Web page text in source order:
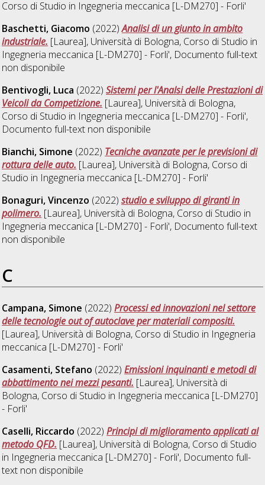
Corso di Studio in Ingegneria meccanica [L-DM270] - Forli'
Baschetti, Giacomo (2022)Analisi di un giunto in ambito
industriale. [Laurea], Università di Bologna, Corso di Studio in
Ingegneria meccanica [L-DM270] - Forli', Documento full-text
non disponibile
Bentivogli, Luca (2022)Sistemi per l'Analsi delle Prestazioni di
Veicoli da Competizione. [Laurea], Università di Bologna,
Corso di Studio in Ingegneria meccanica [L-DM270] - Forli',
Documento full-text non disponibile
Bianchi, Simone (2022) Tecniche avanzate per le previsioni di
rottura delle auto. [Laurea], Università di Bologna, Corso di
Studio in Ingegneria meccanica [L-DM270] - Forli'
Bonaguri, Vincenzo (2022)studio e sviluppo di giranti in
polimero. [Laurea], Università di Bologna, Corso di Studio in
Ingegneria meccanica [L-DM270] - Forli', Documento full-text
non disponibile
C
Campana, Simone (2022)Processi ed innovazioni nel settore
delle tecnologie out of autoclave per materiali compositi.
[Laurea], Università di Bologna, Corso di Studio in Ingegneria
meccanica [L-DM270] - Forli'
Casamenti, Stefano (2022)Emissioni inquinanti e metodi di
abbattimento nei mezzi pesanti. [Laurea], Università di
Bologna, Corso di Studio in Ingegneria meccanica [L-DM270]
- Forli'
Caselli, Riccardo (2022)Principi di miglioramento applicati al
metodo QFD. [Laurea], Università di Bologna, Corso di Studio
in Ingegneria meccanica [L-DM270] - Forli', Documento full-
text non disponibile